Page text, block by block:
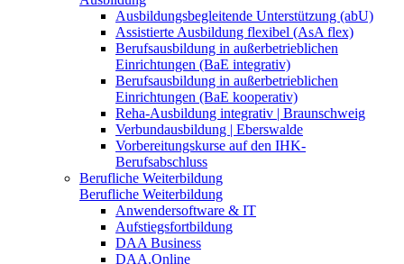
Ausbildungsbegleitende Unterstützung (abU)
Assistierte Ausbildung flexibel (AsA flex)
Berufsausbildung in außerbetrieblichen
Einrichtungen (BaE integrativ)
Berufsausbildung in außerbetrieblichen
Einrichtungen (BaE kooperativ)
Reha-Ausbildung integrativ | Braunschweig
Verbundausbildung | Eberswalde
Vorbereitungskurse auf den IHK-
Berufsabschluss
Berufliche Weiterbildung
Berufliche Weiterbildung
Anwendersoftware & IT
Aufstiegsfortbildung
DAA Business
DAA.Online